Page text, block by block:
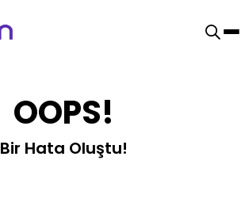
OOPS!
Bir Hata Oluştu!